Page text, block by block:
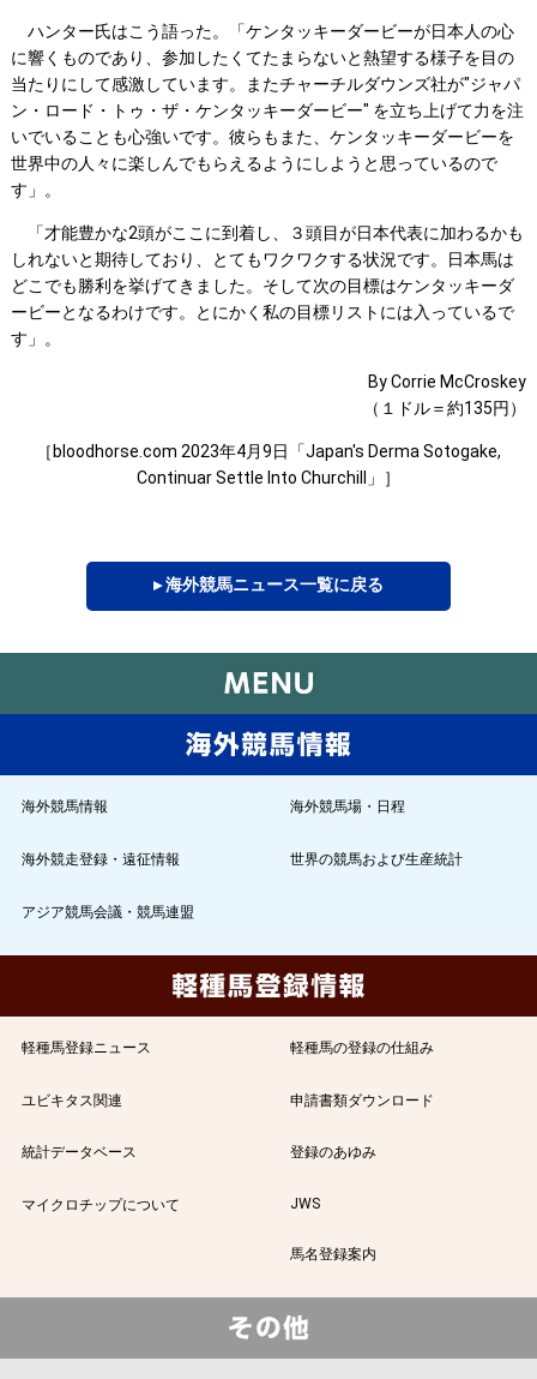
ハンター氏はこう語った。「ケンタッキーダービーが日本人の心
に響くものであり、参加したくてたまらないと熱望する様子を目の
当たりにして感激しています。またチャーチルダウンズ社が"ジャパ
ン・ロード・トゥ・ザ・ケンタッキーダービー" を立ち上げて力を注
いでいることも心強いです。彼らもまた、ケンタッキーダービーを
世界中の人々に楽しんでもらえるようにしようと思っているので
す」。
「才能豊かな2頭がここに到着し、３頭目が日本代表に加わるかも
しれないと期待しており、とてもワクワクする状況です。日本馬は
どこでも勝利を挙げてきました。そして次の目標はケンタッキーダ
ービーとなるわけです。とにかく私の目標リストには入っているで
す」。
By Corrie McCroskey
（１ドル＝約135円）
［bloodhorse.com 2023年4月9日「Japan's Derma Sotogake,
Continuar Settle Into Churchill」］
▸ 海外競馬ニュース一覧に戻る
海外競馬情報 海外競馬場・日程
海外競走登録・遠征情報 世界の競馬および生産統計
アジア競馬会議・競馬連盟
軽種馬登録ニュース 軽種馬の登録の仕組み
ユビキタス関連 申請書類ダウンロード
統計データベース 登録のあゆみ
マイクロチップについて JWS
馬名登録案内